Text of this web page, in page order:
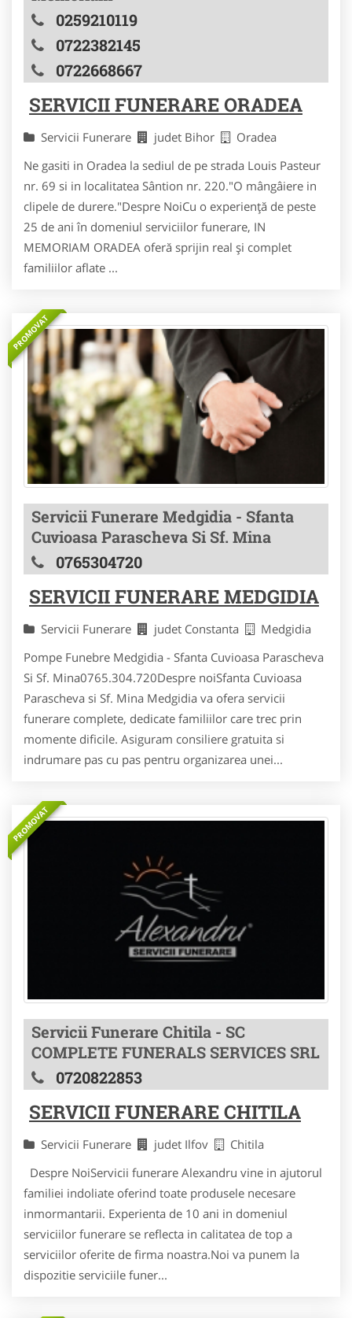
0259210119
0722382145
0722668667
SERVICII FUNERARE ORADEA
Servicii Funerare judet Bihor
Oradea
Ne gasiti in Oradea la sediul de pe strada Louis Pasteur
nr. 69 si in localitatea Sântion nr. 220."O mângâiere in
clipele de durere."Despre NoiCu o experiență de peste
25 de ani în domeniul serviciilor funerare, IN
MEMORIAM ORADEA oferă sprijin real și complet
familiilor aflate ...
PROMOVAT
Servicii Funerare Medgidia - Sfanta
Cuvioasa Parascheva Si Sf. Mina
0765304720
SERVICII FUNERARE MEDGIDIA
Servicii Funerare judet Constanta
Medgidia
Pompe Funebre Medgidia - Sfanta Cuvioasa Parascheva
Si Sf. Mina0765.304.720Despre noi Sfanta Cuvioasa
Parascheva si Sf. Mina Medgidia va ofera servicii
funerare complete, dedicate familiilor care trec prin
momente dificile. Asiguram consiliere gratuita si
indrumare pas cu pas pentru organizarea unei...
PROMOVAT
Servicii Funerare Chitila - SC
COMPLETE FUNERALS SERVICES SRL
0720822853
SERVICII FUNERARE CHITILA
Servicii Funerare judet Ilfov
Chitila
Despre NoiServicii funerare Alexandru vine in ajutorul
familiei indoliate oferind toate produsele necesare
inmormantarii. Experienta de 10 ani in domeniul
serviciilor funerare se reflecta in calitatea de top a
serviciilor oferite de firma noastra.Noi va punem la
dispozitie serviciile funer...